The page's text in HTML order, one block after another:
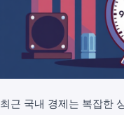
최근 국내 경제는 복잡한